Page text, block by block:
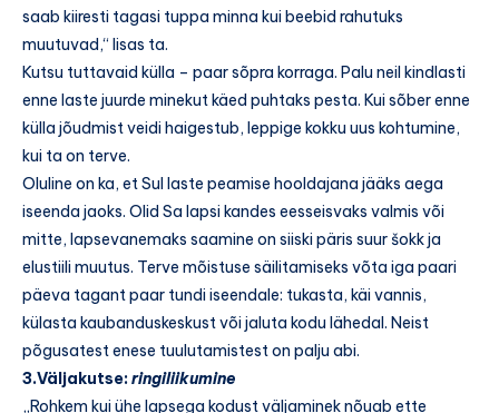
saab kiiresti tagasi tuppa minna kui beebid rahutuks
muutuvad,“ lisas ta.
Kutsu tuttavaid külla – paar sõpra korraga. Palu neil kindlasti
enne laste juurde minekut käed puhtaks pesta. Kui sõber enne
külla jõudmist veidi haigestub, leppige kokku uus kohtumine,
kui ta on terve.
Oluline on ka, et Sul laste peamise hooldajana jääks aega
iseenda jaoks. Olid Sa lapsi kandes eesseisvaks valmis või
mitte, lapsevanemaks saamine on siiski päris suur šokk ja
elustiili muutus. Terve mõistuse säilitamiseks võta iga paari
päeva tagant paar tundi iseendale: tukasta, käi vannis,
külasta kaubanduskeskust või jaluta kodu lähedal. Neist
põgusatest enese tuulutamistest on palju abi.
3.Väljakutse:ringiliikumine
„Rohkem kui ühe lapsega kodust väljaminek nõuab ette